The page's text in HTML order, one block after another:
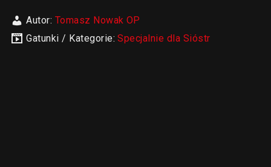
Autor: Tomasz Nowak OP
Gatunki / Kategorie:Specjalnie dla Sióstr